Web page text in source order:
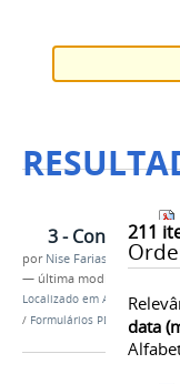
211
data
3 - Conselho
por Nise Farias Braga
— última modificação
Localizado em Acesso à
/ Formulários PDA 2022-2024